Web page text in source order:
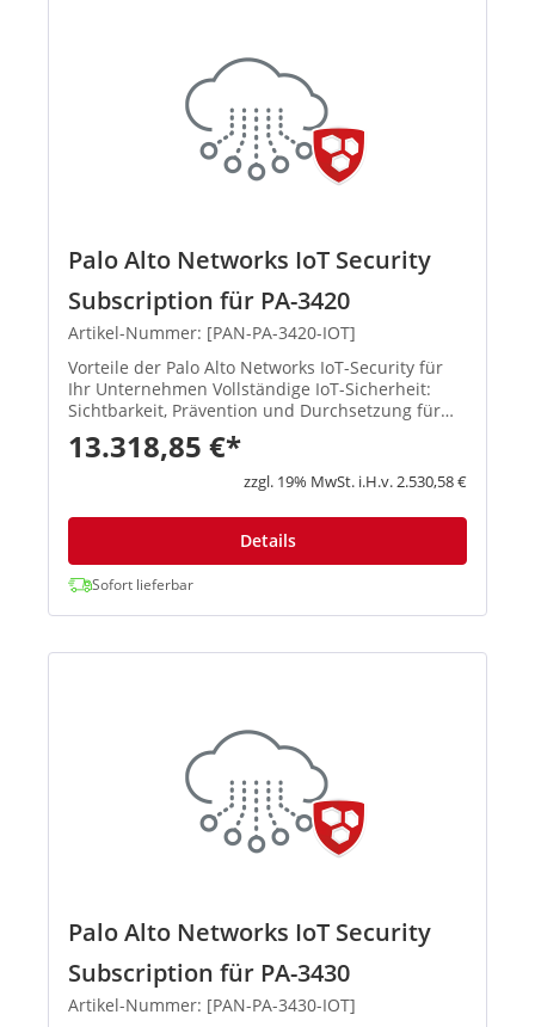
Palo Alto Networks IoT Security
Subscription für PA-3420
Artikel-Nummer: [PAN-PA-3420-IOT]
Vorteile der Palo Alto Networks IoT-Security für
Ihr Unternehmen Vollständige IoT-Sicherheit:
Sichtbarkeit, Prävention und Durchsetzung für
jedes Gerät im Netzwerk von einer einzigen
Plattform aus Die integrierte Prävention stoppt
13.318,85 €*
zzgl. 19% MwSt. i.H.v. 2.530,58 €
Details
Sofort lieferbar
Palo Alto Networks IoT Security
Subscription für PA-3430
Artikel-Nummer: [PAN-PA-3430-IOT]